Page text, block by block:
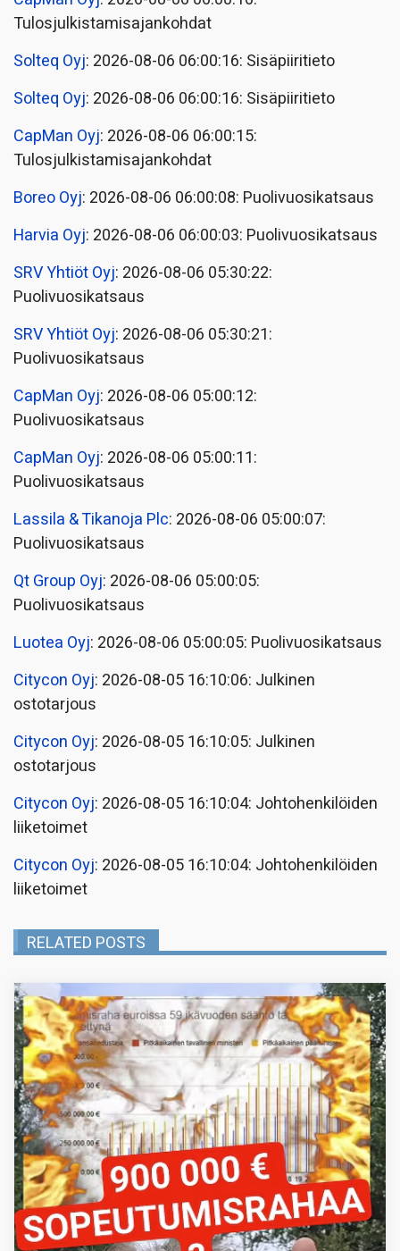
Tulosjulkistamisajankohdat
Solteq Oyj: 2026-08-06 06:00:16: Sisäpiiritieto
Solteq Oyj: 2026-08-06 06:00:16: Sisäpiiritieto
CapMan Oyj: 2026-08-06 06:00:15:
Tulosjulkistamisajankohdat
Boreo Oyj: 2026-08-06 06:00:08: Puolivuosikatsaus
Harvia Oyj: 2026-08-06 06:00:03: Puolivuosikatsaus
SRV Yhtiöt Oyj: 2026-08-06 05:30:22:
Puolivuosikatsaus
SRV Yhtiöt Oyj: 2026-08-06 05:30:21:
Puolivuosikatsaus
CapMan Oyj: 2026-08-06 05:00:12:
Puolivuosikatsaus
CapMan Oyj: 2026-08-06 05:00:11:
Puolivuosikatsaus
Lassila & Tikanoja Plc: 2026-08-06 05:00:07:
Puolivuosikatsaus
Qt Group Oyj: 2026-08-06 05:00:05:
Puolivuosikatsaus
Luotea Oyj: 2026-08-06 05:00:05: Puolivuosikatsaus
Citycon Oyj: 2026-08-05 16:10:06: Julkinen
ostotarjous
Citycon Oyj: 2026-08-05 16:10:05: Julkinen
ostotarjous
Citycon Oyj: 2026-08-05 16:10:04: Johtohenkilöiden
liiketoimet
Citycon Oyj: 2026-08-05 16:10:04: Johtohenkilöiden
liiketoimet
RELATED POSTS